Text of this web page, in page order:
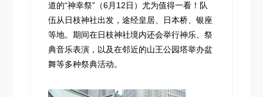
道的“神幸祭”（6月12日）尤为值得一看！队
伍从日枝神社出发，途经皇居、日本桥、银座
等地。期间在日枝神社境内还会举行神乐、祭
典音乐表演，以及在邻近的山王公园塔举办盆
舞等多种祭典活动。